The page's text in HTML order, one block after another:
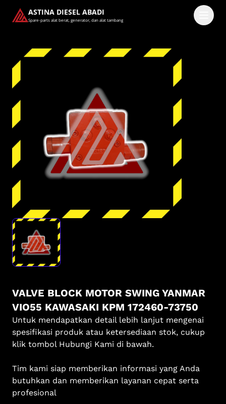
ASTINA DIESEL ABADI
Spare-parts alat berat, generator, dan alat tambang
Lanjutkan dengan Google
Dengan melanjutkan, kamu telah membaca dan setuju
denganKetentuan LayanandanKebijakan Privasi kami.
VALVE BLOCK MOTOR SWING YANMAR
VIO55 KAWASAKI KPM 172460-73750
Untuk mendapatkan detail lebih lanjut mengenai
spesifikasi produk atau ketersediaan stok, cukup
klik tombol Hubungi Kami di bawah.
Tim kami siap memberikan informasi yang Anda
butuhkan dan memberikan layanan cepat serta
profesional